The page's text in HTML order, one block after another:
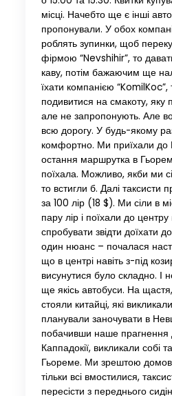
місці. Начебто ще є інші
пропонували. У обох
роблять зупинки, щоб
фірмою “Nevshihir”, то
каву, потім бажаючим ще
їхати компанією
подивитися на смакоту, яку
але не запропонують. Але
всю дорогу. У будь-якому
комфортно. Ми приїхали до
остання маршрутка в
поїхала. Можливо, якби ми
то встигли б. Далі таксисти
за 100 лір (18 $). Ми сіли в
пару лір і поїхали до
спробувати звідти доїхати
один нюанс – почалася
що в центрі навіть з-під
висунутися було складно. І
ще якісь автобуси. На
стояли китайці, які
планували заночувати в
побачивши наше прагнення
Каппадокії, викликали собі
Гьореме. Ми зрештою
тільки всі вмостилися,
пересісти з переднього